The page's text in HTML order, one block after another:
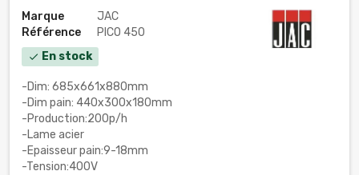
Marque
JAC
Référence
PICO 450
check En stock
-Dim: 685x661x880mm
-Dim pain: 440x300x180mm
-Production:200p/h
-Lame acier
-Epaisseur pain:9-18mm
-Tension:400V